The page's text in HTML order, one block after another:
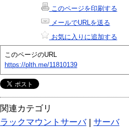
このページを印刷する
メールでURLを送る
お気に入りに追加する
このページのURL
https://plth.me/11810139
関連カテゴリ
ラックマウントサーバ| サーバ